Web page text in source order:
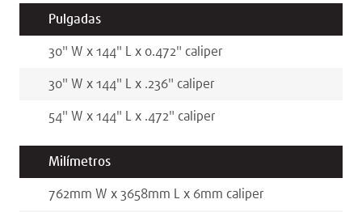
Pulgadas
30" W x 144" L x 0.472" caliper
30" W x 144" L x .236" caliper
54" W x 144" L x .472" caliper
Milímetros
762mm W x 3658mm L x 6mm caliper